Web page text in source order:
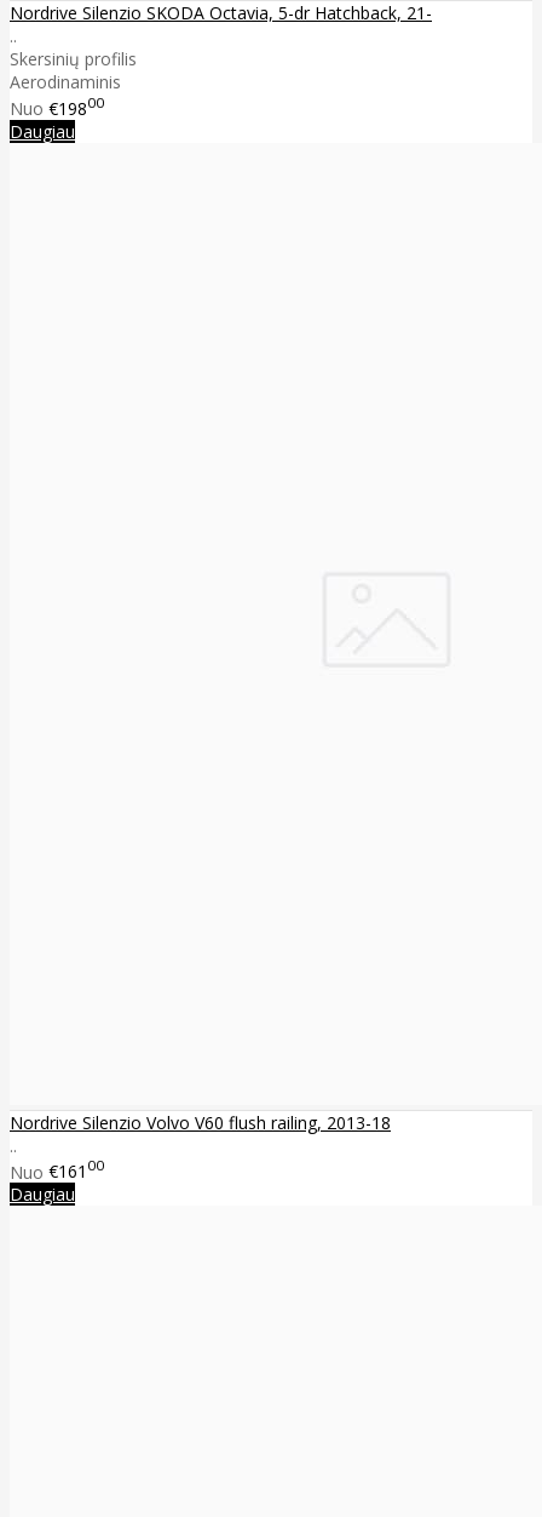
Nordrive Silenzio SKODA Octavia, 5-dr Hatchback, 21-
..
Skersinių profilis
Aerodinaminis
Nuo €19800
Daugiau
Nordrive Silenzio Volvo V60 flush railing, 2013-18
..
Nuo €161 00
Daugiau